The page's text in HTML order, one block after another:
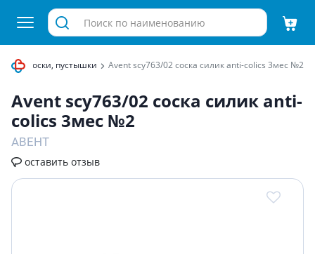
Соски, пустышки Avent scy763/02 соска силик anti-colics 3мес №2
Avent scy763/02 соска силик anti-
colics 3мес №2
АВЕНТ
оставить отзыв